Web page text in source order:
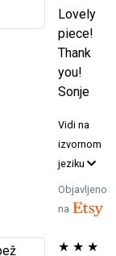
Lovely
piece!
Thank
you!
Sonje
Vidi na
izvornom
jeziku
Objavljeno
na
★ ★ ★